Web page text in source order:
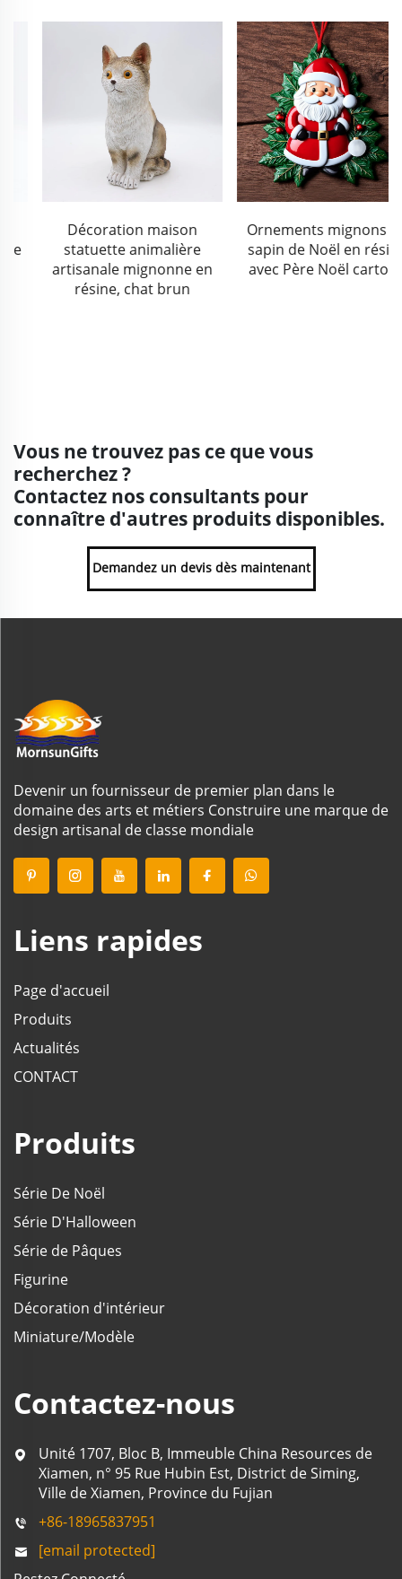
Décoration maison
statuette animalière
artisanale mignonne en
résine, chat brun
Ornements mignons de
sapin de Noël en résine
avec Père Noël cartoon
Vous ne trouvez pas ce que vous
recherchez ?
Contactez nos consultants pour
connaître d'autres produits disponibles.
Demandez un devis dès maintenant
Devenir un fournisseur de premier plan dans le
domaine des arts et métiers Construire une marque de
design artisanal de classe mondiale
Liens rapides
Page d'accueil
Produits
Actualités
CONTACT
Produits
Série De Noël
Série D'Halloween
Série de Pâques
Figurine
Décoration d'intérieur
Miniature/Modèle
Contactez-nous
Unité 1707, Bloc B, Immeuble China Resources de
Xiamen, n° 95 Rue Hubin Est, District de Siming,
Ville de Xiamen, Province du Fujian
+86-18965837951
[email protected]